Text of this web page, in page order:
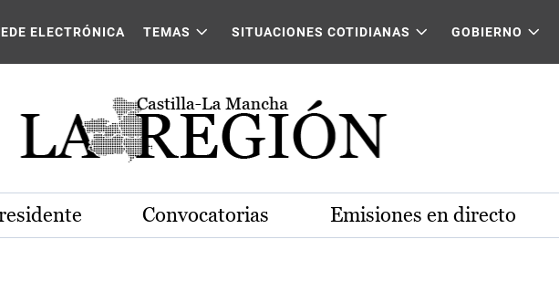
ELECTRÓNICA TEMAS SITUACIONES COTIDIANAS GOBIERNO
Convocatorias Emisiones en directo